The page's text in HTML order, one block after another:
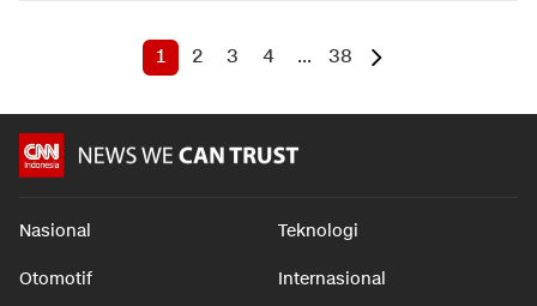
1 2 3 4 ... 38
Nasional Teknologi
Otomotif Internasional